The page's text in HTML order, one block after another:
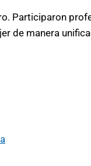
Participaron
de manera